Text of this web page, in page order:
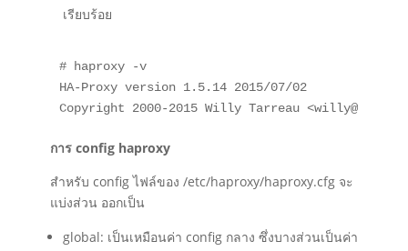
เรียบร้อย
# haproxy -v
HA-Proxy version 1.5.14 2015/07/02
Copyright 2000-2015 Willy Tarreau
การ config haproxy
สำหรับ config ไฟล์ของ /etc/haproxy/haproxy.cfg จะ
แบ่งส่วน ออกเป็น
global: เป็นเหมือนค่า config กลาง ซึ่งบางส่วนเป็นค่า